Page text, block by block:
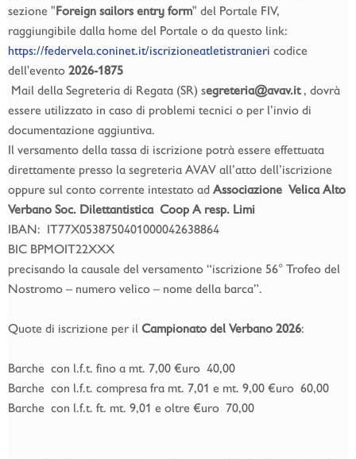
sezione "Foreign sailors entry form" del Portale FIV,
raggiungibile dalla home del Portale o da questo link:
https://federvela.coninet.it/iscrizioneatletistranieri codice
dell'evento 2026-1875
Mail della Segreteria di Regata (SR) segreteria@avav.it, dovrà
essere utilizzato in caso di problemi tecnici o per l’invio di
documentazione aggiuntiva.
Il versamento della tassa di iscrizione potrà essere effettuata
direttamente presso la segreteria AVAV all’atto dell’iscrizione
oppure sul conto corrente intestato ad Associazione Velica Alto
Verbano Soc. Dilettantistica Coop A resp. Limi
IBAN: IT77X0538750401000042638864
BIC BPMOIT22XXX
precisando la causale del versamento “iscrizione 56° Trofeo del
Nostromo – numero velico – nome della barca”.
Quote di iscrizione per il Campionato del Verbano 2026:
Barche con l.f.t. fino a mt. 7,00 €uro 40,00
Barche con l.f.t. compresa fra mt. 7,01 e mt. 9,00 €uro 60,00
Barche con l.f.t. ft. mt. 9,01 e oltre €uro 70,00